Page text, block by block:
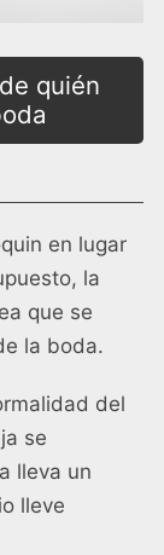
quién
en lugar
la
que se
la boda.
del
se
lleva un
lleve